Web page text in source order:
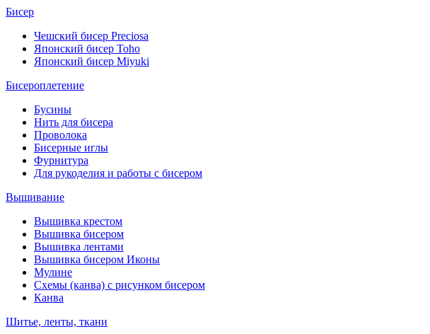
Бисер
Чешский бисер Preciosa
Японский бисер Toho
Японский бисер Miyuki
Бисероплетение
Бусины
Нить для бисера
Проволока
Бисерные иглы
Фурнитура
Для рукоделия и работы с бисером
Вышивание
Вышивка крестом
Вышивка бисером
Вышивка лентами
Вышивка бисером Иконы
Мулине
Схемы (канва) с рисунком бисером
Канва
Шитье, ленты, ткани